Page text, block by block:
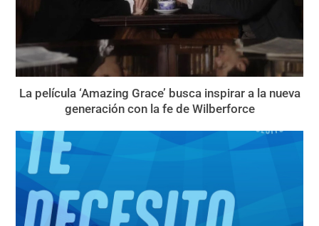
La película ‘Amazing Grace’ busca inspirar a la nueva
generación con la fe de Wilberforce